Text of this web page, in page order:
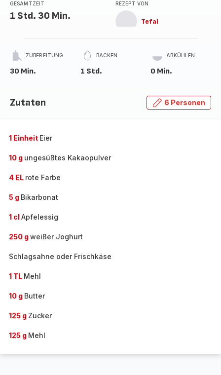
GESAMTZEIT
1 Std. 30 Min.
REZEPT VON
Tefal
ZUBEREITUNG
30 Min.
BACKEN
1 Std.
ABKÜHLEN
0 Min.
Zutaten 6 Personen
1 Einheit Eier
10 g ungesüßtes Kakaopulver
4 EL rote Farbe
5 g Bikarbonat
1 cl Apfelessig
250 g weißer Joghurt
Schlagsahne oder Frischkäse
1 TL Mehl
10 g Butter
125 g Zucker
125 g Mehl